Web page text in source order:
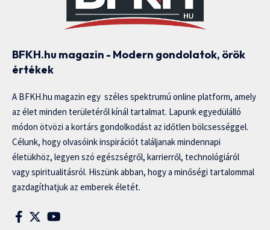
BFKH.hu magazin - Modern gondolatok, örök
értékek
A BFKH.hu magazin egy széles spektrumú online platform, amely
az élet minden területéről kínál tartalmat. Lapunk egyedülálló
módon ötvözi a kortárs gondolkodást az időtlen bölcsességgel.
Célunk, hogy olvasóink inspirációt találjanak mindennapi
életükhöz, legyen szó egészségről, karrierről, technológiáról
vagy spiritualitásról. Hiszünk abban, hogy a minőségi tartalommal
gazdagíthatjuk az emberek életét.